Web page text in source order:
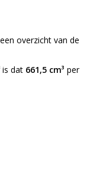
overzicht van de
is dat 661,5 cm³ per